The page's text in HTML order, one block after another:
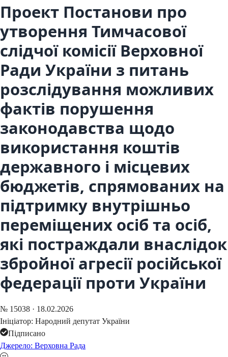
Проект Постанови про
утворення Тимчасової
слідчої комісії Верховної
Ради України з питань
розслідування можливих
фактів порушення
законодавства щодо
використання коштів
державного і місцевих
бюджетів, спрямованих на
підтримку внутрішньо
переміщених осіб та осіб,
які постраждали внаслідок
збройної агресії російської
федерації проти України
№ 15038 · 18.02.2026
Ініціатор: Народний депутат України
Підписано
Джерело: Верховна Рада